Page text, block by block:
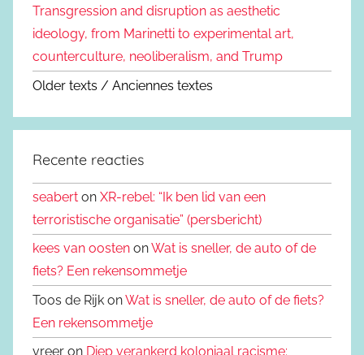
Transgression and disruption as aesthetic
ideology, from Marinetti to experimental art,
counterculture, neoliberalism, and Trump
Older texts / Anciennes textes
Recente reacties
seabert on XR-rebel: “Ik ben lid van een
terroristische organisatie” (persbericht)
kees van oosten onWat is sneller, de auto of de
fiets? Een rekensommetje
Toos de Rijk onWat is sneller, de auto of de fiets?
Een rekensommetje
vreer on Diep verankerd koloniaal racisme: